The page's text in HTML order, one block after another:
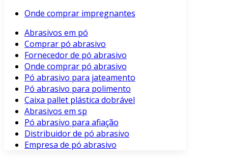
Onde comprar impregnantes
Abrasivos em pó
Comprar pó abrasivo
Fornecedor de pó abrasivo
Onde comprar pó abrasivo
Pó abrasivo para jateamento
Pó abrasivo para polimento
Caixa pallet plástica dobrável
Abrasivos em sp
Pó abrasivo para afiação
Distribuidor de pó abrasivo
Empresa de pó abrasivo